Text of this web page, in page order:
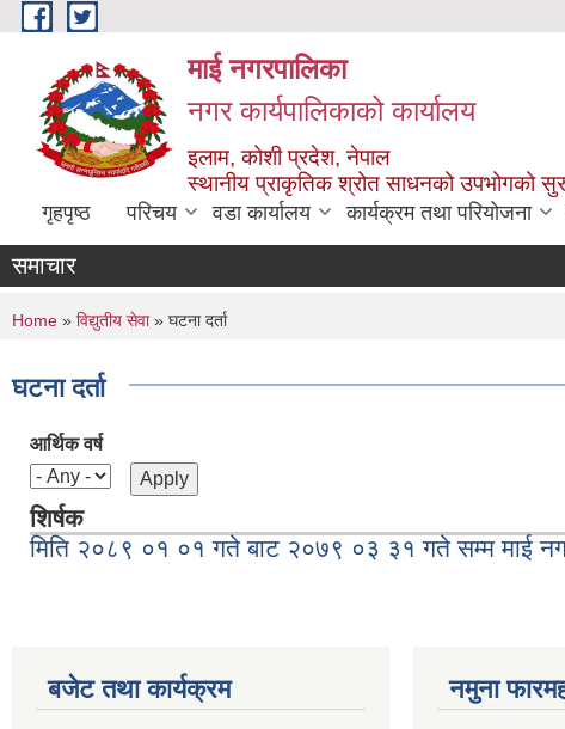
Skip to main content
माई नगरपालिका
नगर कार्यपालिकाको कार्यालय
इलाम, कोशी प्रदेश, नेपाल
स्थानीय प्राकृतिक श्रोत साधनको उपभोगको
गृहपृष्ठ परिचय वडा कार्यालय कार्यक्रम तथा परियोजना
समाचार
You are here
Home » विद्युतीय सेवा» घटना दर्ता
घटना दर्ता
आर्थिक वर्ष
शिर्षक
मिति २०८९ ०१ ०१ गते बाट २०७९ ०३ ३१ गते सम्म माई
बजेट तथा कार्यक्रम नमुना